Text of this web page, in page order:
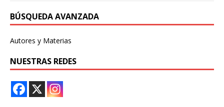
BÚSQUEDA AVANZADA
Autores y Materias
NUESTRAS REDES